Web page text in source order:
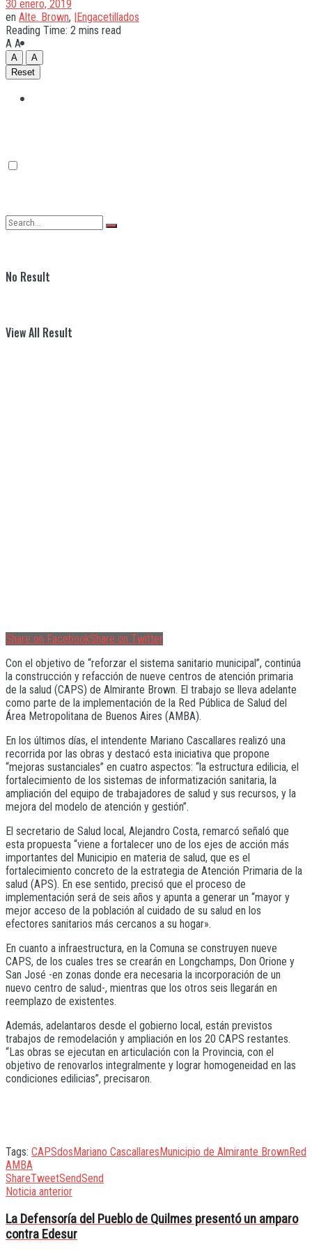
No Result
View All Result
30 enero, 2019
en Alte. Brown, |Engacetillados
Reading Time: 2 mins read
A A
A
A
Reset
Share on FacebookShare on Twitter
Con el objetivo de “reforzar el sistema sanitario municipal”, continúa
la construcción y refacción de nueve centros de atención primaria
de la salud (CAPS) de Almirante Brown. El trabajo se lleva adelante
como parte de la implementación de la Red Pública de Salud del
Área Metropolitana de Buenos Aires (AMBA).
En los últimos días, el intendente Mariano Cascallares realizó una
recorrida por las obras y destacó esta iniciativa que propone
“mejoras sustanciales” en cuatro aspectos: “la estructura edilicia, el
fortalecimiento de los sistemas de informatización sanitaria, la
ampliación del equipo de trabajadores de salud y sus recursos, y la
mejora del modelo de atención y gestión”.
El secretario de Salud local, Alejandro Costa, remarcó señaló que
esta propuesta “viene a fortalecer uno de los ejes de acción más
importantes del Municipio en materia de salud, que es el
fortalecimiento concreto de la estrategia de Atención Primaria de la
salud (APS). En ese sentido, precisó que el proceso de
implementación será de seis años y apunta a generar un “mayor y
mejor acceso de la población al cuidado de su salud en los
efectores sanitarios más cercanos a su hogar».
En cuanto a infraestructura, en la Comuna se construyen nueve
CAPS, de los cuales tres se crearán en Longchamps, Don Orione y
San José -en zonas donde era necesaria la incorporación de un
nuevo centro de salud-, mientras que los otros seis llegarán en
reemplazo de existentes.
Además, adelantaros desde el gobierno local, están previstos
trabajos de remodelación y ampliación en los 20 CAPS restantes.
“Las obras se ejecutan en articulación con la Provincia, con el
objetivo de renovarlos integralmente y lograr homogeneidad en las
condiciones edilicias”, precisaron.
Tags: CAPSdos Mariano Cascallares Municipio de Almirante Brown Red
AMBA
ShareTweetSendSend
Noticia anterior
La Defensoría del Pueblo de Quilmes presentó un amparo
contra Edesur